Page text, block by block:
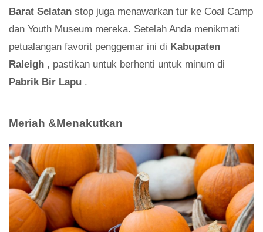
Barat Selatan stop juga menawarkan tur ke Coal Camp
dan Youth Museum mereka. Setelah Anda menikmati
petualangan favorit penggemar ini di Kabupaten
Raleigh , pastikan untuk berhenti untuk minum di
Pabrik Bir Lapu .
Meriah &Menakutkan